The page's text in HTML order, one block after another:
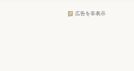
広告を非表示